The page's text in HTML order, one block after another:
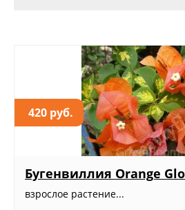
420 руб.
Бугенвиллия Orange
взрослое растение...